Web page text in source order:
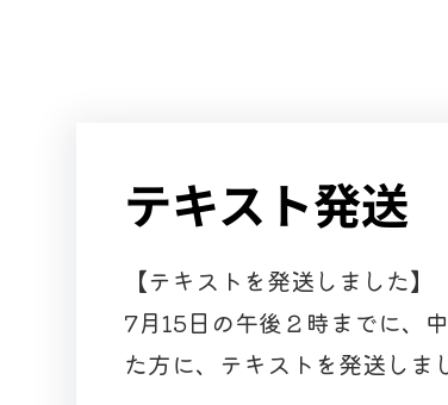
テキスト発送
【テキストを発送しました】
7月15日の午後２時までに、
た方に、テキストを発送しま